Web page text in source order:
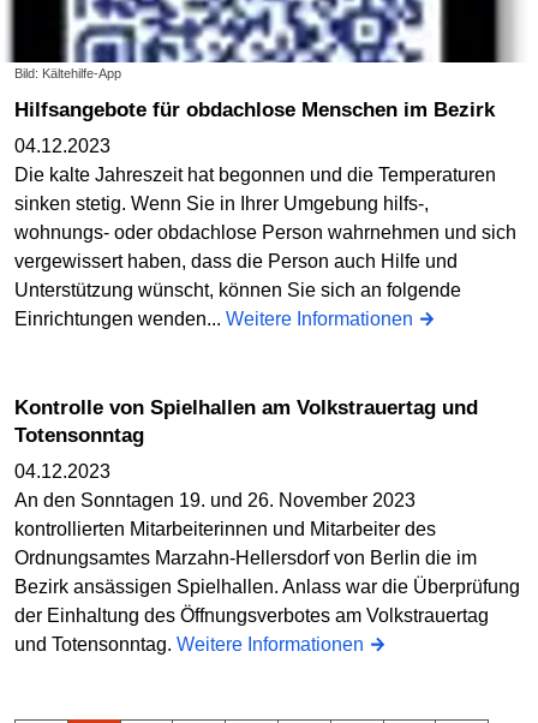
Bild: Kältehilfe-App
Hilfsangebote für obdachlose Menschen im Bezirk
04.12.2023
Die kalte Jahreszeit hat begonnen und die Temperaturen
sinken stetig. Wenn Sie in Ihrer Umgebung hilfs-,
wohnungs- oder obdachlose Person wahrnehmen und sich
vergewissert haben, dass die Person auch Hilfe und
Unterstützung wünscht, können Sie sich an folgende
Einrichtungen wenden... Weitere Informationen
Kontrolle von Spielhallen am Volkstrauertag und
Totensonntag
04.12.2023
An den Sonntagen 19. und 26. November 2023
kontrollierten Mitarbeiterinnen und Mitarbeiter des
Ordnungsamtes Marzahn-Hellersdorf von Berlin die im
Bezirk ansässigen Spielhallen. Anlass war die Überprüfung
der Einhaltung des Öffnungsverbotes am Volkstrauertag
und Totensonntag. Weitere Informationen